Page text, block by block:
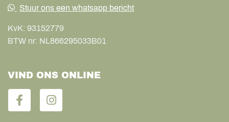
Stuur ons een whatsapp bericht
KvK: 93152779
BTW nr: NL866295033B01
VIND ONS ONLINE